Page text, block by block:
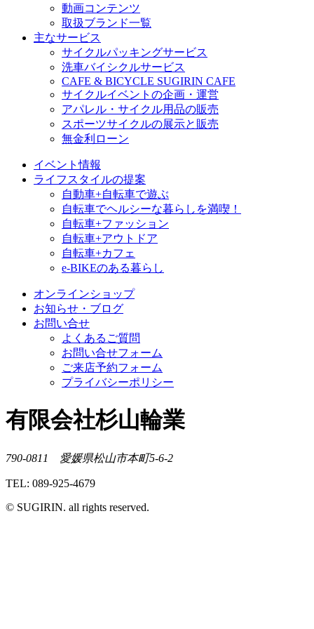
動画コンテンツ
取扱ブランド一覧
主なサービス
サイクルパッキングサービス
洗車バイシクルサービス
CAFE & BICYCLE SUGIRIN CAFE
サイクルイベントの企画・運営
アパレル・サイクル用品の販売
スポーツサイクルの展示と販売
無金利ローン
イベント情報
ライフスタイルの提案
自動車+自転車で遊ぶ
自転車でヘルシーな暮らしを満喫！
自転車+ファッション
自転車+アウトドア
自転車+カフェ
e-BIKEのある暮らし
オンラインショップ
お知らせ・ブログ
お問い合せ
よくあるご質問
お問い合せフォーム
ご来店予約フォーム
プライバシーポリシー
有限会社杉山輪業
790-0811 愛媛県松山市本町5-6-2
TEL: 089-925-4679
© SUGIRIN. all rights reserved.